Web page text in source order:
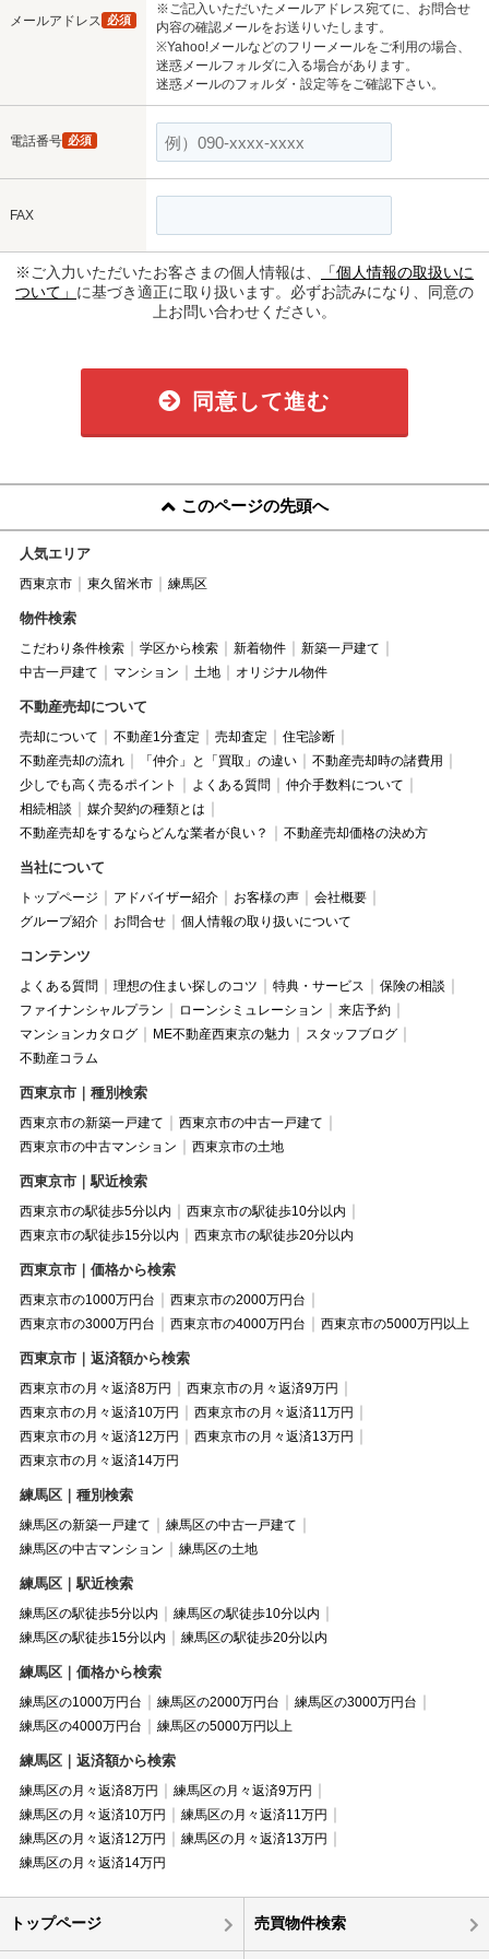
メールアドレス 必須
※ご記入いただいたメールアドレス宛てに、お問合せ
内容の確認メールをお送りいたします。
※Yahoo!メールなどのフリーメールをご利用の場合、
迷惑メールフォルダに入る場合があります。
迷惑メールのフォルダ・設定等をご確認下さい。
電話番号 必須
FAX
※ご入力いただいたお客さまの個人情報は、
「個人情報の取扱いに
ついて」 に基づき適正に取り扱います。必ずお読みになり、同意の
上お問い合わせください。
同意して進む
このページの先頭へ
人気エリア
西東京市 東久留米市 練馬区
物件検索
こだわり条件検索 学区から検索 新着物件
新築一戸建て
中古一戸建て
マンション 土地 オリジナル物件
不動産売却について
売却について 不動産1分査定 売却査定
住宅診断
不動産売却の流れ
「仲介」と「買取」の違い
不動産売却時の諸費用
少しでも高く売るポイント
よくある質問
仲介手数料について
相続相談
媒介契約の種類とは
不動産売却をするならどんな業者が良い？
不動産売却価格の決め方
当社について
トップページ アドバイザー紹介 お客様の声
会社概要
グループ紹介
お問合せ 個人情報の取り扱いについて
コンテンツ
よくある質問 理想の住まい探しのコツ 特典・サービス
保険の相談
ファイナンシャルプラン
ローンシミュレーション
来店予約
マンションカタログ
ME不動産西東京の魅力
スタッフブログ
不動産コラム
西東京市｜種別検索
西東京市の新築一戸建て
西東京市の中古一戸建て
西東京市の中古マンション
西東京市の土地
西東京市｜駅近検索
西東京市の駅徒歩5分以内
西東京市の駅徒歩10分以内
西東京市の駅徒歩15分以内
西東京市の駅徒歩20分以内
西東京市｜価格から検索
西東京市の1000万円台
西東京市の2000万円台
西東京市の3000万円台
西東京市の4000万円台 西東京市の5000万円以上
西東京市｜返済額から検索
西東京市の月々返済8万円
西東京市の月々返済9万円
西東京市の月々返済10万円
西東京市の月々返済11万円
西東京市の月々返済12万円
西東京市の月々返済13万円
西東京市の月々返済14万円
練馬区｜種別検索
練馬区の新築一戸建て
練馬区の中古一戸建て
練馬区の中古マンション
練馬区の土地
練馬区｜駅近検索
練馬区の駅徒歩5分以内
練馬区の駅徒歩10分以内
練馬区の駅徒歩15分以内
練馬区の駅徒歩20分以内
練馬区｜価格から検索
練馬区の1000万円台 練馬区の2000万円台
練馬区の3000万円台
練馬区の4000万円台
練馬区の5000万円以上
練馬区｜返済額から検索
練馬区の月々返済8万円
練馬区の月々返済9万円
練馬区の月々返済10万円
練馬区の月々返済11万円
練馬区の月々返済12万円
練馬区の月々返済13万円
練馬区の月々返済14万円
トップページ 売買物件検索